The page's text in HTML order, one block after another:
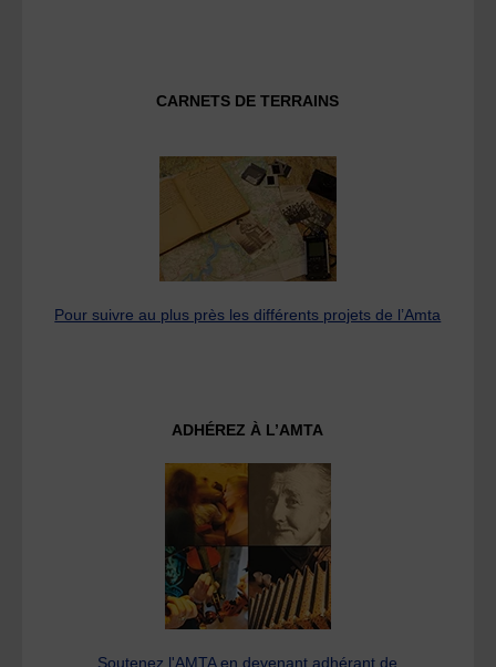
CARNETS DE TERRAINS
Pour suivre au plus près les différents projets de l’Amta
ADHÉREZ À L’AMTA
Soutenez l'AMTA en devenant adhérant de